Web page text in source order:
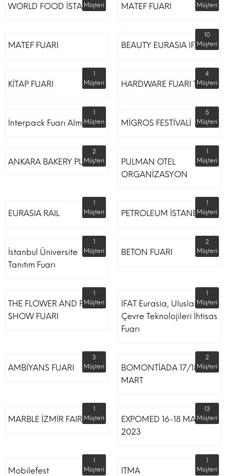
WORLD FOOD İSTANBUL
Müşteri
MATEF FUARI
Müşteri
MATEF FUARI BEAUTY EURASIA IFM
10
Müşteri
KİTAP FUARI
1
Müşteri
HARDWARE FUARI TÜYAP
4
Müşteri
İnterpack Fuarı Almanya
1
Müşteri
MİGROS FESTİVALİ
5
Müşteri
ANKARA BAKERY PLUS
2
Müşteri
PULMAN OTEL
ORGANİZASYON
1
Müşteri
EURASIA RAIL
1
Müşteri
PETROLEUM İSTANBUL
1
Müşteri
İstanbul Üniversite
Tanıtım Fuarı
1
Müşteri
BETON FUARI
2
Müşteri
THE FLOWER AND PLANT
SHOW FUARI
1
Müşteri
IFAT Eurasia, Uluslararası
Çevre Teknolojileri İhtisas
Fuarı
1
Müşteri
AMBİYANS FUARI
3
Müşteri
BOMONTİADA 17/18
MART
2
Müşteri
MARBLE İZMİR FAIR
1
Müşteri
EXPOMED 16-18 MART
2023
13
Müşteri
Mobilefest
1
Müşteri
ITMA
1
Müşteri